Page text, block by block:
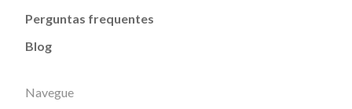
Perguntas frequentes
Blog
Navegue